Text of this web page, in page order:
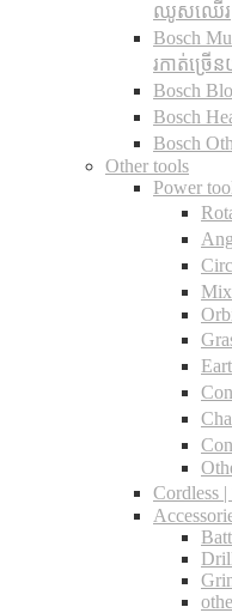
ឈូសឈើរ
Bosch
រកាត់ច្រើ
Bosch
Bosch
Bosch
Other tools
Power
Cordless​ |